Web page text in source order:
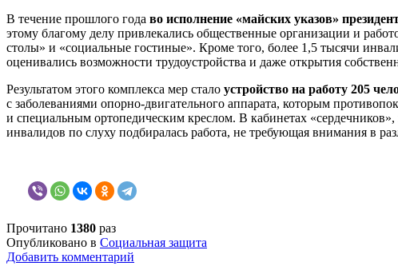
В течение прошлого года во исполнение «майских указов»
этому благому делу привлекались общественные организации и
столы» и «социальные гостиные». Кроме того, более 1,5 тысячи
оценивались возможности трудоустройства и даже открытия
Результатом этого комплекса мер стало устройство на работу 205
с заболеваниями опорно-двигательного аппарата, которым
и специальным ортопедическим креслом. В кабинетах
инвалидов по слуху подбиралась работа, не требующая внимания в
Прочитано 1380 раз
Опубликовано в Социальная защита
Добавить комментарий